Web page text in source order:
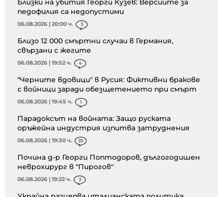
Близки на убития Георги Кузев: Версиите за
педофилия са недопустими
06.08.2026 | 20:00 ч. 3
Близо 12 000 смъртни случаи в Германия,
свързани с жегите
06.08.2026 | 19:52 ч. 4
"Черните вдовици" в Русия: Фиктивни бракове
с войници заради обезщетението при смърт
06.08.2026 | 19:45 ч. 1
Парадоксът на войната: Защо руската
оръжейна индустрия изпитва затруднения
06.08.2026 | 19:30 ч. 35
Почина д-р Георги Поптодоров, дългогодишен
неврохирург в "Пирогов"
06.08.2026 | 19:22 ч. 3